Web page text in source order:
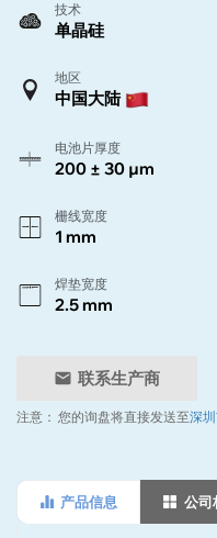
技术
单晶硅
地区
中国大陆
电池片厚度
200 ± 30 µm
栅线宽度
1 mm
焊垫宽度
2.5 mm
联系生产商
注意： 您的询盘将直接发送至深
产品信息 公司